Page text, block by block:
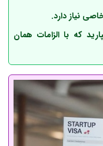
نیاز دارد.
که با الزامات همان